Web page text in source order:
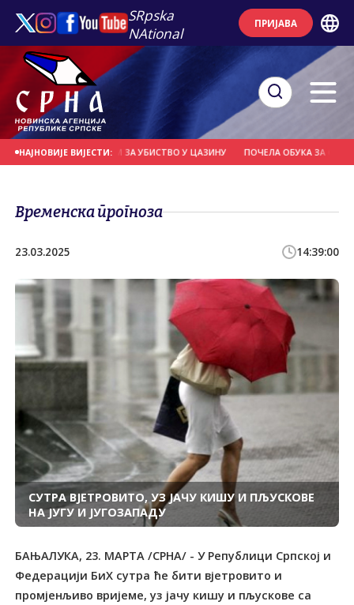
SRpska
NAtional
ПРИЈАВА
НАЈНОВИЈЕ ВИЈЕСТИ:
ОСУМЊИЧЕНОМ ЗА УБИСТВО У ЦАЗИНУ ПОЧЕЛА ОБУКА ЗА СНИМАЊЕ
Временска прогноза
23.03.2025 14:39:00
СУТРА ВЈЕТРОВИТО, УЗ ЈАЧУ КИШУ И ПЉУСКОВЕ
НА ЈУГУ И ЈУГОЗАПАДУ
БАЊАЛУКА, 23. МАРТА /СРНА/ - У Републици Српској и
Федерацији БиХ сутра ће бити вјетровито и
промјенљиво вријеме, уз јачу кишу и пљускове са